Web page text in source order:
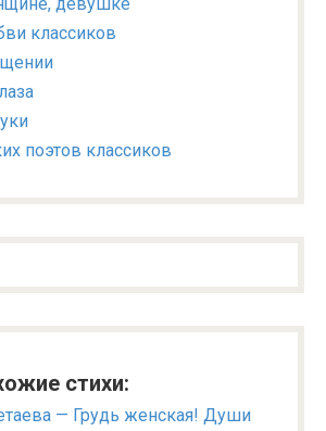
классиков
поэтов классиков
стихи:
— Грудь женская! Души